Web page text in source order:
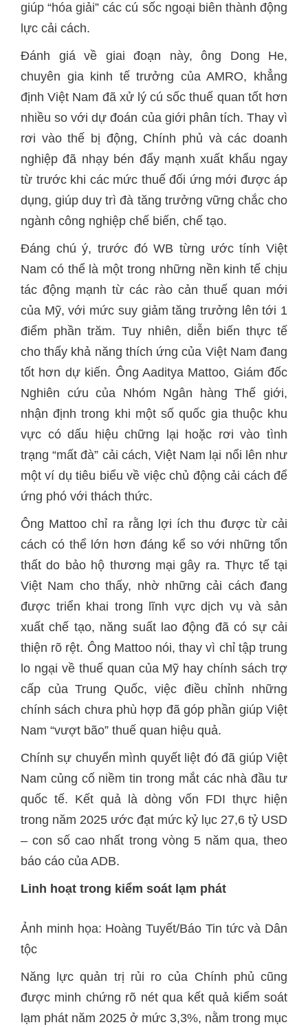
giúp “hóa giải” các cú sốc ngoại biên thành động
lực cải cách.
Đánh giá về giai đoạn này, ông Dong He,
chuyên gia kinh tế trưởng của AMRO, khẳng
định Việt Nam đã xử lý cú sốc thuế quan tốt hơn
nhiều so với dự đoán của giới phân tích. Thay vì
rơi vào thế bị động, Chính phủ và các doanh
nghiệp đã nhạy bén đẩy mạnh xuất khẩu ngay
từ trước khi các mức thuế đối ứng mới được áp
dụng, giúp duy trì đà tăng trưởng vững chắc cho
ngành công nghiệp chế biến, chế tạo.
Đáng chú ý, trước đó WB từng ước tính Việt
Nam có thể là một trong những nền kinh tế chịu
tác động mạnh từ các rào cản thuế quan mới
của Mỹ, với mức suy giảm tăng trưởng lên tới 1
điểm phần trăm. Tuy nhiên, diễn biến thực tế
cho thấy khả năng thích ứng của Việt Nam đang
tốt hơn dự kiến. Ông Aaditya Mattoo, Giám đốc
Nghiên cứu của Nhóm Ngân hàng Thế giới,
nhận định trong khi một số quốc gia thuộc khu
vực có dấu hiệu chững lại hoặc rơi vào tình
trạng “mất đà” cải cách, Việt Nam lại nổi lên như
một ví dụ tiêu biểu về việc chủ động cải cách để
ứng phó với thách thức.
Ông Mattoo chỉ ra rằng lợi ích thu được từ cải
cách có thể lớn hơn đáng kể so với những tổn
thất do bảo hộ thương mại gây ra. Thực tế tại
Việt Nam cho thấy, nhờ những cải cách đang
được triển khai trong lĩnh vực dịch vụ và sản
xuất chế tạo, năng suất lao động đã có sự cải
thiện rõ rệt. Ông Mattoo nói, thay vì chỉ tập trung
lo ngại về thuế quan của Mỹ hay chính sách trợ
cấp của Trung Quốc, việc điều chỉnh những
chính sách chưa phù hợp đã góp phần giúp Việt
Nam “vượt bão” thuế quan hiệu quả.
Chính sự chuyển mình quyết liệt đó đã giúp Việt
Nam củng cố niềm tin trong mắt các nhà đầu tư
quốc tế. Kết quả là dòng vốn FDI thực hiện
trong năm 2025 ước đạt mức kỷ lục 27,6 tỷ USD
– con số cao nhất trong vòng 5 năm qua, theo
báo cáo của ADB.
Linh hoạt trong kiểm soát lạm phát
Ảnh minh họa: Hoàng Tuyết/Báo Tin tức và Dân
tộc
Năng lực quản trị rủi ro của Chính phủ cũng
được minh chứng rõ nét qua kết quả kiểm soát
lạm phát năm 2025 ở mức 3,3%, nằm trong mục